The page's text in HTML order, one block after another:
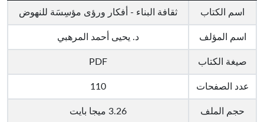
اسم الكتاب ثقافة البناء - أفكار ورؤى مؤسِسَة للنهوض
اسم المؤلف د. يحيى أحمد المرهبي
صيغة الكتاب PDF
عدد الصفحات 110
حجم الملف 3.26 ميجا بايت